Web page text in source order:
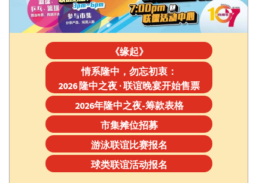
《缘起》
情系隆中，勿忘初衷：
2026 隆中之夜 · 联谊晚宴开始售票
2026年隆中之夜-筹款表格
市集摊位招募
游泳联谊比赛报名
球类联谊活动报名